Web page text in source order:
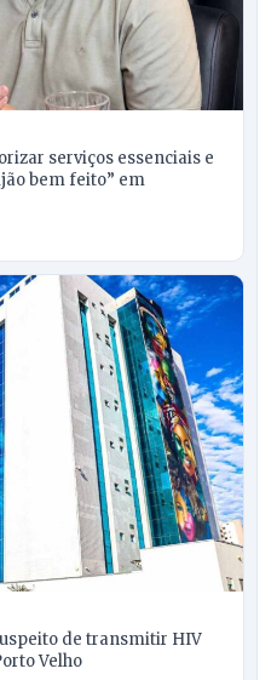
serviços essenciais e
bem feito” em
de transmitir HIV
Velho